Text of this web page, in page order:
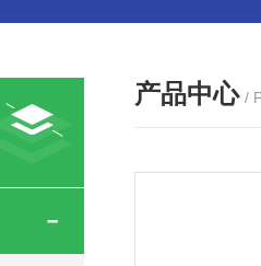
产品中心 /